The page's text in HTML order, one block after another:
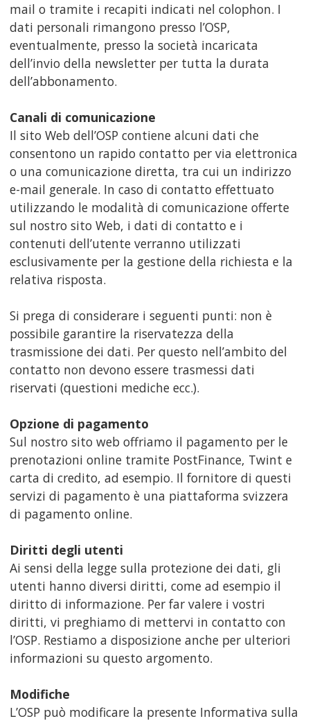
mail o tramite i recapiti indicati nel colophon. I
dati personali rimangono presso l’OSP,
eventualmente, presso la società incaricata
dell’invio della newsletter per tutta la durata
dell’abbonamento.
Canali di comunicazione
Il sito Web dell’OSP contiene alcuni dati che
consentono un rapido contatto per via elettronica
o una comunicazione diretta, tra cui un indirizzo
e-mail generale. In caso di contatto effettuato
utilizzando le modalità di comunicazione offerte
sul nostro sito Web, i dati di contatto e i
contenuti dell’utente verranno utilizzati
esclusivamente per la gestione della richiesta e la
relativa risposta.
Si prega di considerare i seguenti punti: non è
possibile garantire la riservatezza della
trasmissione dei dati. Per questo nell’ambito del
contatto non devono essere trasmessi dati
riservati (questioni mediche ecc.).
Opzione di pagamento
Sul nostro sito web offriamo il pagamento per le
prenotazioni online tramite PostFinance, Twint e
carta di credito, ad esempio. Il fornitore di questi
servizi di pagamento è una piattaforma svizzera
di pagamento online.
Diritti degli utenti
Ai sensi della legge sulla protezione dei dati, gli
utenti hanno diversi diritti, come ad esempio il
diritto di informazione. Per far valere i vostri
diritti, vi preghiamo di mettervi in contatto con
l’OSP. Restiamo a disposizione anche per ulteriori
informazioni su questo argomento.
Modifiche
L’OSP può modificare la presente Informativa sulla